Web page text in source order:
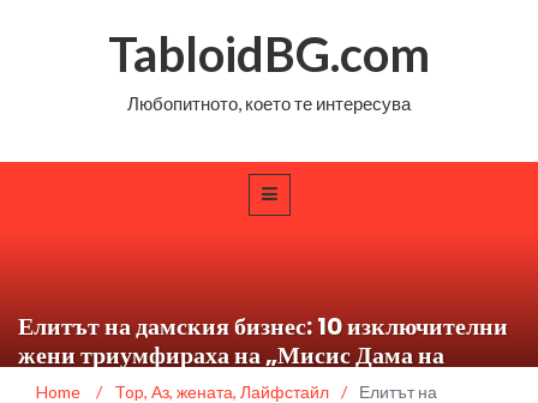
TabloidBG.com
Любопитното, което те интересува
Елитът на дамския бизнес: 10 изключителни
жени триумфираха на „Мисис Дама на
годината“ 2026
Home / Top, Аз, жената, Лайфстайл /
Елитът на